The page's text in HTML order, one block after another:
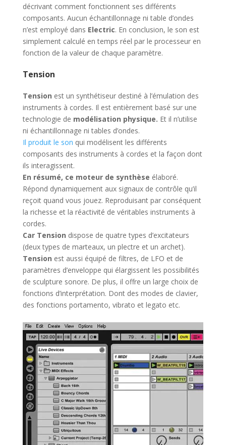
décrivant comment fonctionnent ses différents
composants. Aucun échantillonnage ni table d’ondes
n’est employé dans Electric. En conclusion, le son est
simplement calculé en temps réel par le processeur en
fonction de la valeur de chaque paramètre.
Tension
Tension est un synthétiseur destiné à l’émulation des
instruments à cordes. Il est entièrement basé sur une
technologie de modélisation physique. Et il n’utilise
ni échantillonnage ni tables d’ondes.
Il produit le son qui modélisent les différents
composants des instruments à cordes et la façon dont
ils interagissent.
En résumé, ce moteur de synthèse élaboré.
Répond dynamiquement aux signaux de contrôle qu’il
reçoit quand vous jouez. Reproduisant par conséquent
la richesse et la réactivité de véritables instruments à
cordes.
Car Tension dispose de quatre types d’excitateurs
(deux types de marteaux, un plectre et un archet).
Tension est aussi équipé de filtres, de LFO et de
paramètres d’enveloppe qui élargissent les possibilités
de sculpture sonore. De plus, il offre un large choix de
fonctions d’interprétation. Dont des modes de clavier,
des fonctions portamento, vibrato et legato etc.